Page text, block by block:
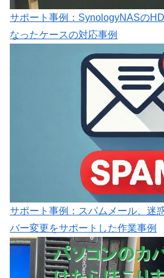
サポート事例：SynologyNASの
なったケースの対応事例
サポート事例：スパムメール、迷
バー変更をサポートした作業事例